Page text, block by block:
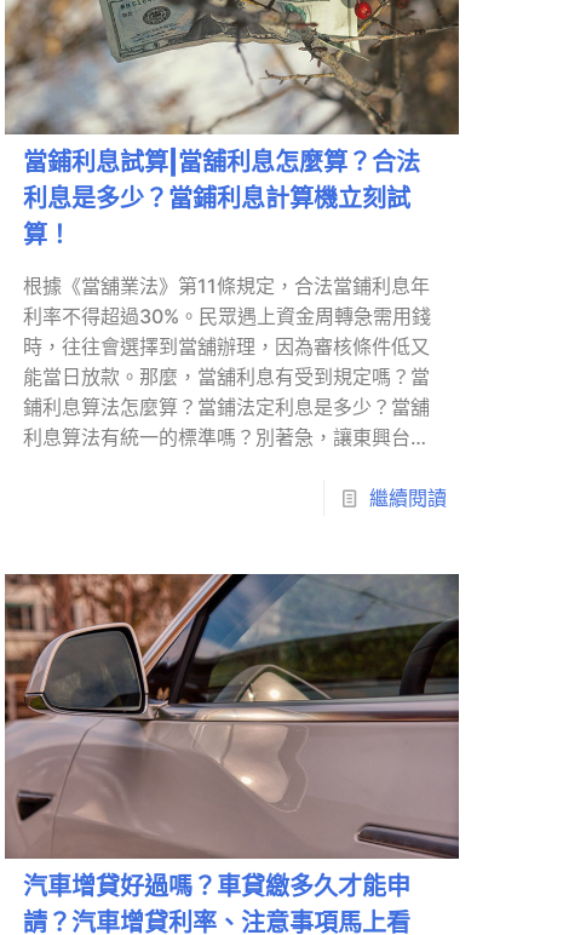
當鋪利息試算|當舖利息怎麼算？合法
利息是多少？當鋪利息計算機立刻試
算！
根據《當舖業法》第11條規定，合法當鋪利息年
利率不得超過30%。民眾遇上資金周轉急需用錢
時，往往會選擇到當舖辦理，因為審核條件低又
能當日放款。那麼，當舖利息有受到規定嗎？當
鋪利息算法怎麼算？當鋪法定利息是多少？當舖
利息算法有統一的標準嗎？別著急，讓東興台中
繼續閱讀
汽車增貸好過嗎？車貸繳多久才能申
請？汽車增貸利率、注意事項馬上看